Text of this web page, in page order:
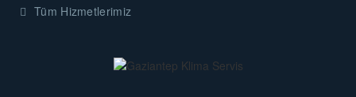
Tüm Hizmetlerimiz